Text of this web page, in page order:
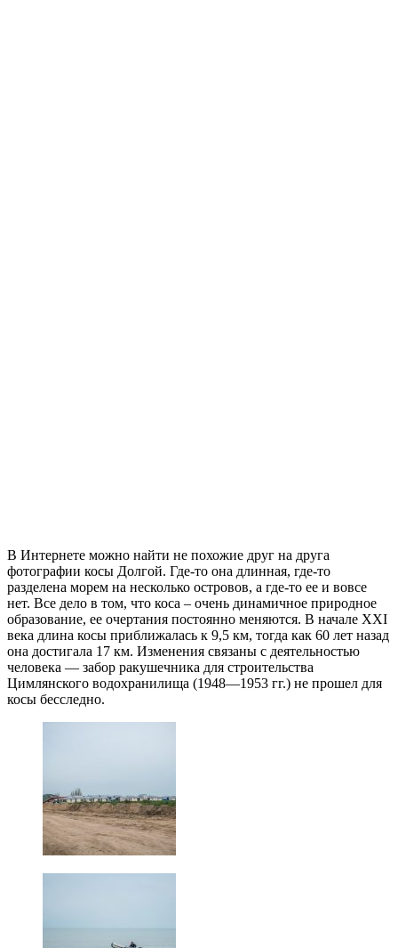
В Интернете можно найти не похожие друг на друга
фотографии косы Долгой. Где-то она длинная, где-то
разделена морем на несколько островов, а где-то ее и вовсе
нет. Все дело в том, что коса – очень динамичное природное
образование, ее очертания постоянно меняются. В начале XXI
века длина косы приближалась к 9,5 км, тогда как 60 лет назад
она достигала 17 км. Изменения связаны с деятельностью
человека — забор ракушечника для строительства
Цимлянского водохранилища (1948—1953 гг.) не прошел для
косы бесследно.